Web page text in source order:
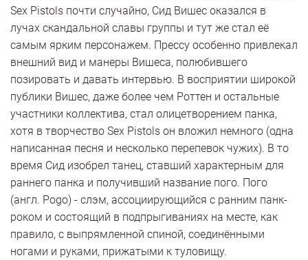
Sex Pistols почти случайно, Сид Вишес оказался в
лучах скандальной славы группы и тут же стал её
самым ярким персонажем. Прессу особенно привлекал
внешний вид и манеры Вишеса, полюбившего
позировать и давать интервью. В восприятии широкой
публики Вишес, даже более чем Роттен и остальные
участники коллектива, стал олицетворением панка,
хотя в творчество Sex Pistols он вложил немного (одна
написанная песня и несколько перепевок чужих). В то
время Сид изобрел танец, ставший характерным для
раннего панка и получивший название пого. Пого
(англ. Pogo) - слэм, ассоциирующийся с ранним панк-
роком и состоящий в подпрыгиваниях на месте, как
правило, с выпрямленной спиной, соединёнными
ногами и руками, прижатыми к туловищу.